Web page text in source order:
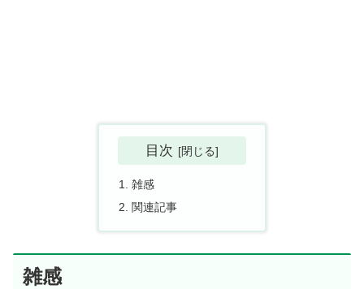
目次
雑感
関連記事
雑感